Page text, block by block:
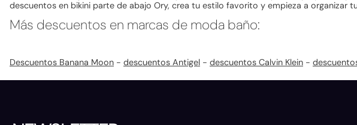
descuentos en bikini parte de abajo Ory, crea tu estilo favorito y empieza a organizar
Más descuentos en marcas de moda baño:
Descuentos Banana Moon - descuentos Antigel - descuentos Calvin Klein -